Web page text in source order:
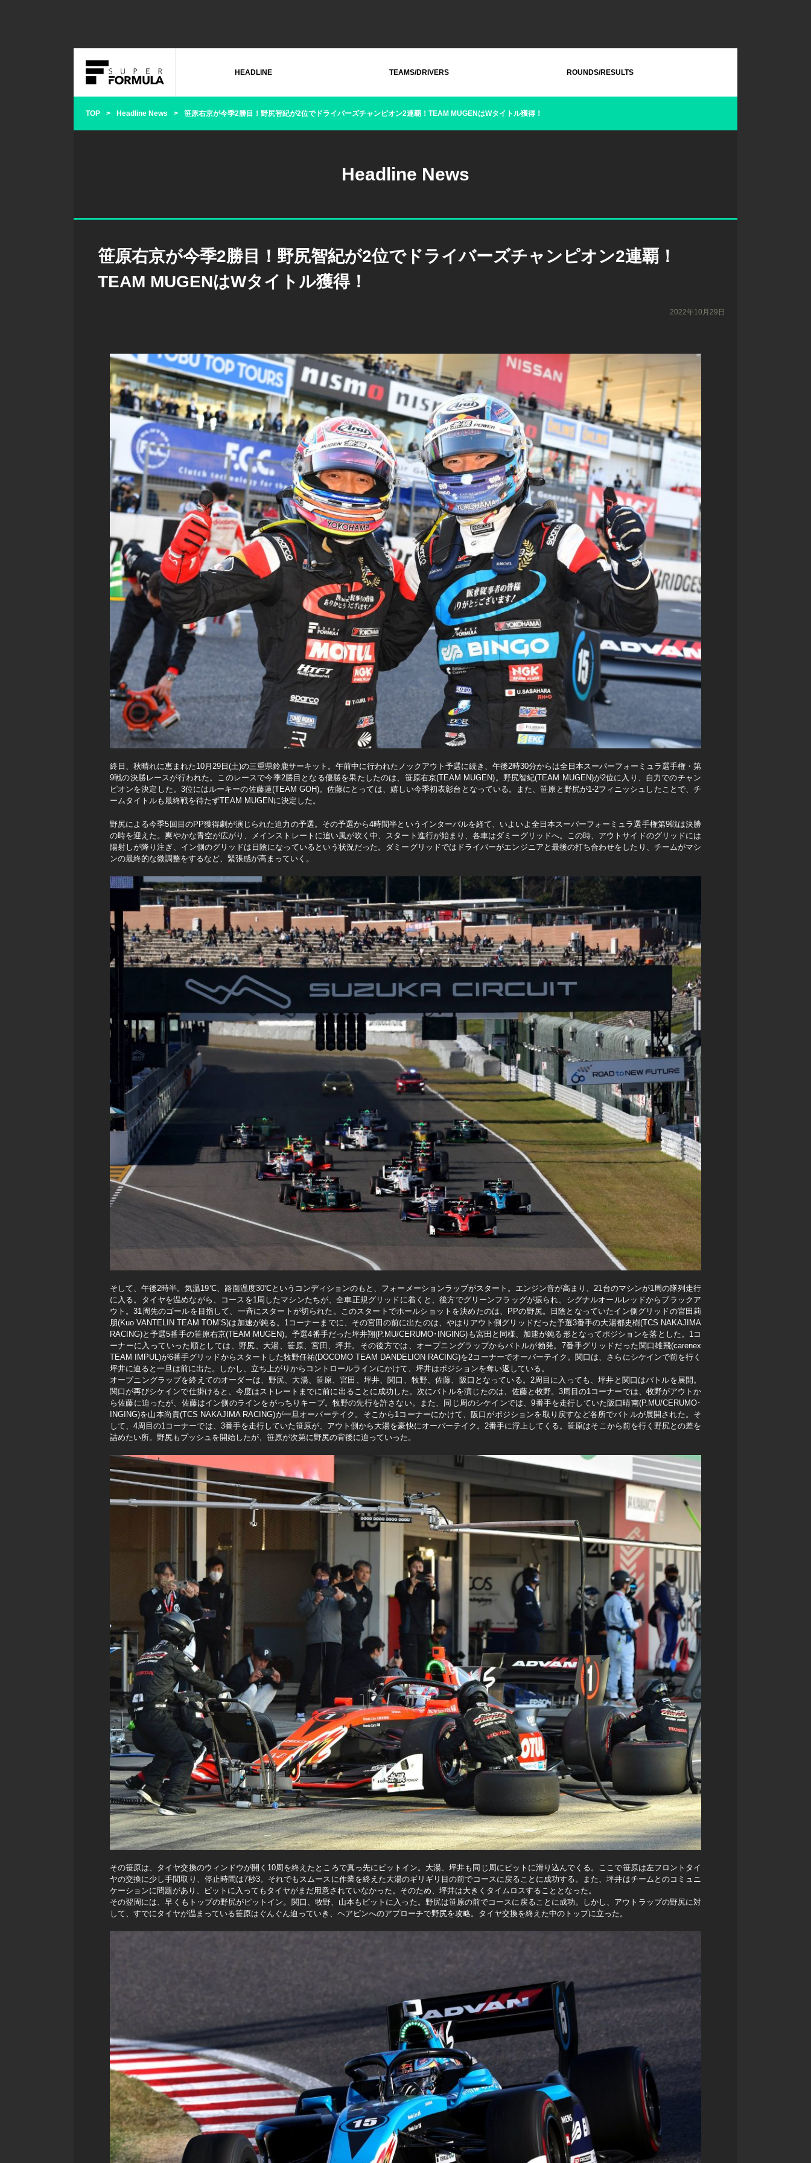
HEADLINE TEAMS/DRIVERS ROUNDS/RESULTS
TOP Headline News 笹原右京が今季2勝目！野尻智紀が2位でドライバーズチャンピオン2連覇！TEAM MUGENはWタイトル獲得！
Headline News
笹原右京が今季2勝目！野尻智紀が2位でドライバーズチャンピオン2連覇！
TEAM MUGENはWタイトル獲得！
2022年10月29日
終日、秋晴れに恵まれた10月29日(土)の三重県鈴鹿サーキット。午前中に行われたノックアウト予選に続き、午後2時30分からは全日本スーパーフォーミュラ選手権・第
9戦の決勝レースが行われた。このレースで今季2勝目となる優勝を果たしたのは、笹原右京(TEAM MUGEN)。野尻智紀(TEAM MUGEN)が2位に入り、自力でのチャン
ピオンを決定した。3位にはルーキーの佐藤蓮(TEAM GOH)。佐藤にとっては、嬉しい今季初表彰台となっている。また、笹原と野尻が1-2フィニッシュしたことで、チ
ームタイトルも最終戦を待たずTEAM MUGENに決定した。
野尻による今季5回目のPP獲得劇が演じられた迫力の予選。その予選から4時間半というインターバルを経て、いよいよ全日本スーパーフォーミュラ選手権第9戦は決勝
の時を迎えた。爽やかな青空が広がり、メインストレートに追い風が吹く中、スタート進行が始まり、各車はダミーグリッドへ。この時、アウトサイドのグリッドには
陽射しが降り注ぎ、イン側のグリッドは日陰になっているという状況だった。ダミーグリッドではドライバーがエンジニアと最後の打ち合わせをしたり、チームがマシ
ンの最終的な微調整をするなど、緊張感が高まっていく。
そして、午後2時半。気温19℃、路面温度30℃というコンディションのもと、フォーメーションラップがスタート。エンジン音が高まり、21台のマシンが1周の隊列走行
に入る。タイヤを温めながら、コースを1周したマシンたちが、全車正規グリッドに着くと、後方でグリーンフラッグが振られ、シグナルオールレッドからブラックア
ウト。31周先のゴールを目指して、一斉にスタートが切られた。このスタートでホールショットを決めたのは、PPの野尻。日陰となっていたイン側グリッドの宮田莉
朋(Kuo VANTELIN TEAM TOM’S)は加速が鈍る。1コーナーまでに、その宮田の前に出たのは、やはりアウト側グリッドだった予選3番手の大湯都史樹(TCS NAKAJIMA
RACING)と予選5番手の笹原右京(TEAM MUGEN)。予選4番手だった坪井翔(P.MU/CERUMO･INGING)も宮田と同様、加速が鈍る形となってポジションを落とした。1コ
ーナーに入っていった順としては、野尻、大湯、笹原、宮田、坪井。その後方では、オープニングラップからバトルが勃発。7番手グリッドだった関口雄飛(carenex
TEAM IMPUL)が6番手グリッドからスタートした牧野任祐(DOCOMO TEAM DANDELION RACING)を2コーナーでオーバーテイク。関口は、さらにシケインで前を行く
坪井に迫ると一旦は前に出た。しかし、立ち上がりからコントロールラインにかけて、坪井はポジションを奪い返している。
オープニングラップを終えてのオーダーは、野尻、大湯、笹原、宮田、坪井、関口、牧野、佐藤、阪口となっている。2周目に入っても、坪井と関口はバトルを展開。
関口が再びシケインで仕掛けると、今度はストレートまでに前に出ることに成功した。次にバトルを演じたのは、佐藤と牧野。3周目の1コーナーでは、牧野がアウトか
ら佐藤に迫ったが、佐藤はイン側のラインをがっちりキープ。牧野の先行を許さない。また、同じ周のシケインでは、9番手を走行していた阪口晴南(P.MU/CERUMO･
INGING)を山本尚貴(TCS NAKAJIMA RACING)が一旦オーバーテイク。そこから1コーナーにかけて、阪口がポジションを取り戻すなど各所でバトルが展開された。そ
して、4周目の1コーナーでは、3番手を走行していた笹原が、アウト側から大湯を豪快にオーバーテイク。2番手に浮上してくる。笹原はそこから前を行く野尻との差を
詰めたい所。野尻もプッシュを開始したが、笹原が次第に野尻の背後に迫っていった。
その笹原は、タイヤ交換のウィンドウが開く10周を終えたところで真っ先にピットイン。大湯、坪井も同じ周にピットに滑り込んでくる。ここで笹原は左フロントタイ
ヤの交換に少し手間取り、停止時間は7秒3。それでもスムースに作業を終えた大湯のギリギリ目の前でコースに戻ることに成功する。また、坪井はチームとのコミュニ
ケーションに問題があり、ピットに入ってもタイヤがまだ用意されていなかった。そのため、坪井は大きくタイムロスすることとなった。
その翌周には、早くもトップの野尻がピットイン。関口、牧野、山本もピットに入った。野尻は笹原の前でコースに戻ることに成功。しかし、アウトラップの野尻に対
して、すでにタイヤが温まっている笹原はぐんぐん迫っていき、ヘアピンへのアプローチで野尻を攻略。タイヤ交換を終えた中のトップに立った。